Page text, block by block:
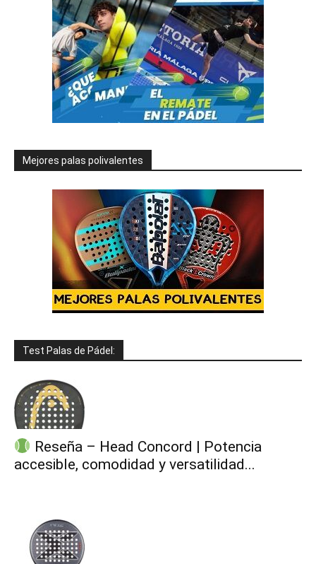
Mejores palas polivalentes
Test Palas de Pádel:
Reseña – Head Concord | Potencia
accesible, comodidad y versatilidad...